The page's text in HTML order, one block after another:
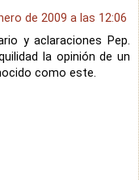
de 2009 a las 12:06
y aclaraciones Pep.
la opinión de un
como este.